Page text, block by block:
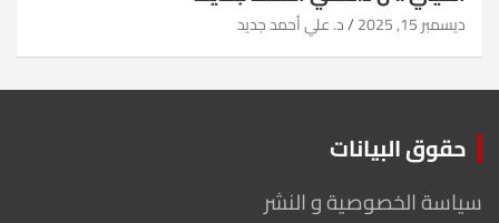
ديسمبر 15, 2025 د. علي أحمد جديد
حقوق البيانات
سياسة الخصوصية و النشر